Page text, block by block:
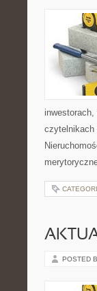
czytelnikach
POSTED